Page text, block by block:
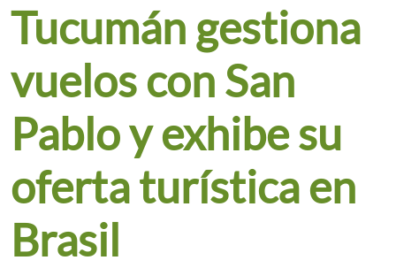
Tucumán gestiona
vuelos con San
Pablo y exhibe su
oferta turística en
Brasil